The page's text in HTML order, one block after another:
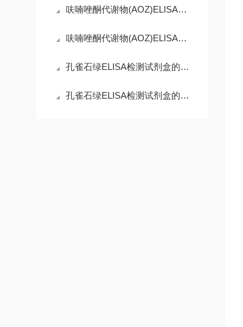
呋喃唑酮代谢物(AOZ)ELISA试剂盒：微观世界的精准捕手
呋喃唑酮代谢物(AOZ)ELISA试剂盒：守护舌尖安全的免疫防线
孔雀石绿ELISA检测试剂盒的工作原理精妙而有序
孔雀石绿ELISA检测试剂盒的使用须知